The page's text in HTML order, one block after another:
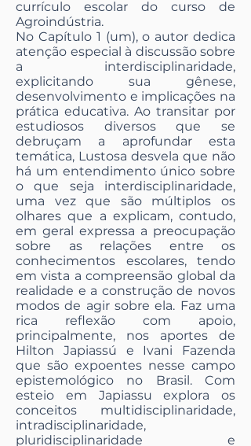
currículo escolar do curso de
Agroindústria.
No Capítulo 1 (um), o autor dedica
atenção especial à discussão sobre
a interdisciplinaridade,
explicitando sua gênese,
desenvolvimento e implicações na
prática educativa. Ao transitar por
estudiosos diversos que se
debruçam a aprofundar esta
temática, Lustosa desvela que não
há um entendimento único sobre
o que seja interdisciplinaridade,
uma vez que são múltiplos os
olhares que a explicam, contudo,
em geral expressa a preocupação
sobre as relações entre os
conhecimentos escolares, tendo
em vista a compreensão global da
realidade e a construção de novos
modos de agir sobre ela. Faz uma
rica reflexão com apoio,
principalmente, nos aportes de
Hilton Japiassú e Ivani Fazenda
que são expoentes nesse campo
epistemológico no Brasil. Com
esteio em Japiassu explora os
conceitos multidisciplinaridade,
intradisciplinaridade,
pluridisciplinaridade e